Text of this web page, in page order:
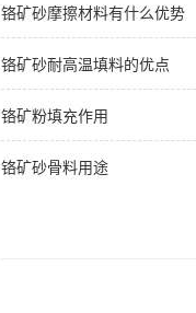
铬矿砂摩擦材料有什么优势
铬矿砂耐高温填料的优点
铬矿粉填充作用
铬矿砂骨料用途